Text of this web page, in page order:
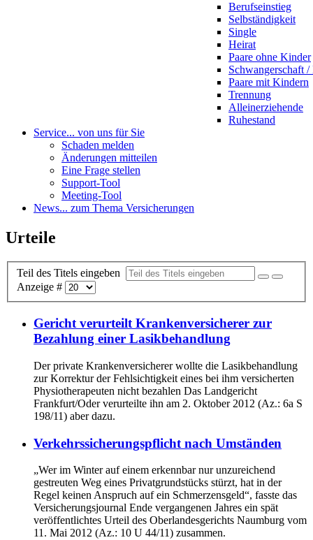
Berufseinstieg
Selbständigkeit
Single
Heirat
Paare ohne Kinder
Schwangerschaft
Paare mit Kindern
Trennung
Alleinerziehende
Ruhestand
Service... von uns für Sie
Schaden melden
Änderungen mitteilen
Eine Frage stellen
Support-Tool
Meeting-Tool
News... zum Thema Versicherungen
Urteile
Teil des Titels eingeben
Anzeige #
Gericht verurteilt Krankenversicherer zur
Bezahlung einer Lasikbehandlung
Der private Krankenversicherer wollte die Lasikbehandlung
zur Korrektur der Fehlsichtigkeit eines bei ihm versicherten
Physiotherapeuten nicht bezahlen Das Landgericht
Frankfurt/Oder verurteilte ihn am 2. Oktober 2012 (Az.: 6a S
198/11) aber dazu.
Verkehrssicherungspflicht nach Umständen
„Wer im Winter auf einem erkennbar nur unzureichend
gestreuten Weg eines Privatgrundstücks stürzt, hat in der
Regel keinen Anspruch auf ein Schmerzensgeld“, fasste das
Versicherungsjournal Ende vergangenen Jahres ein spät
veröffentlichtes Urteil des Oberlandesgerichts Naumburg vom
11. Mai 2012 (Az.: 10 U 44/11) zusammen.